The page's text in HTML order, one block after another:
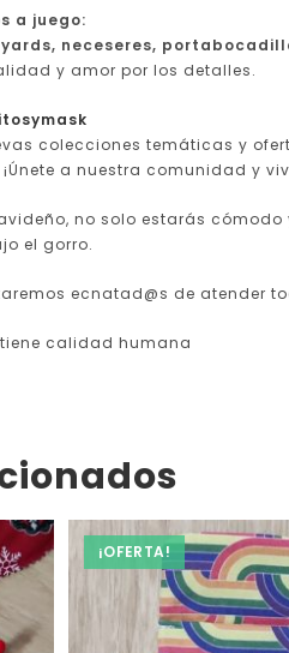
a juego:
neceseres,
y amor por los detalles.
colecciones temáticas y
a nuestra comunidad y
no solo estarás
el gorro.
ecnatad@s de atender
calidad humana
¡OFERTA!